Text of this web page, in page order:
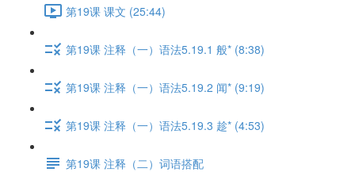
第19课 课文 (25:44)
第19课 注释（一）语法5.19.1 般* (8:38)
第19课 注释（一）语法5.19.2 闻* (9:19)
第19课 注释（一）语法5.19.3 趁* (4:53)
第19课 注释（二）词语搭配